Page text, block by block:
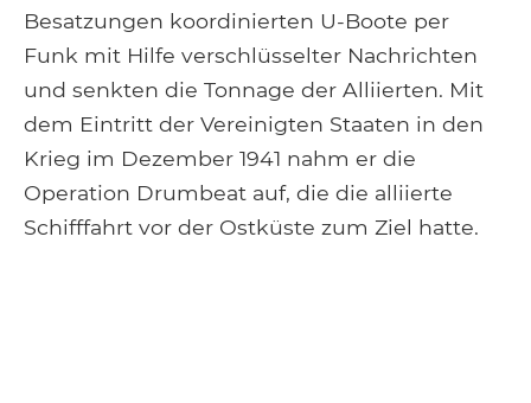
Besatzungen koordinierten U-Boote per
Funk mit Hilfe verschlüsselter Nachrichten
und senkten die Tonnage der Alliierten. Mit
dem Eintritt der Vereinigten Staaten in den
Krieg im Dezember 1941 nahm er die
Operation Drumbeat auf, die die alliierte
Schifffahrt vor der Ostküste zum Ziel hatte.